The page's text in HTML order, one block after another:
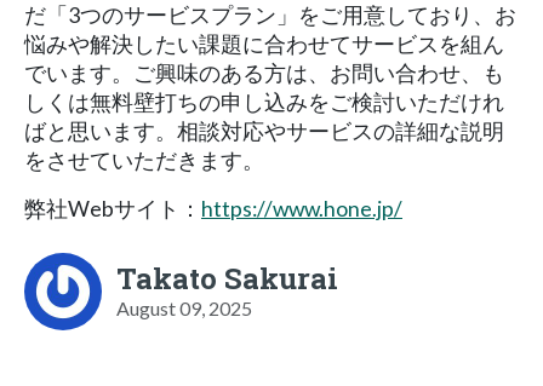
だ「3つのサービスプラン」をご用意しており、お
悩みや解決したい課題に合わせてサービスを組ん
でいます。ご興味のある方は、お問い合わせ、も
しくは無料壁打ちの申し込みをご検討いただけれ
ばと思います。相談対応やサービスの詳細な説明
をさせていただきます。
弊社Webサイト： https://www.hone.jp/
Takato Sakurai
August 09, 2025